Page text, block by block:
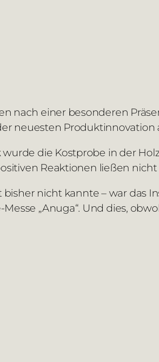
nach einer besonderen
neuesten Produktinnovation
die Kostprobe in der
Reaktionen ließen
bisher nicht kannte – war das
„Anuga“. Und dies,